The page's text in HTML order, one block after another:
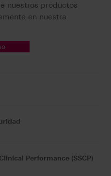
nuestros productos
en nuestra
Performance (SSCP)